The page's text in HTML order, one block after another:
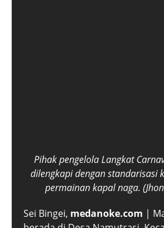
Pihak pengelola Langkat
dilengkapi dengan standarisasi
permainan kapal naga.
Sei Bingei, medanoke.com |